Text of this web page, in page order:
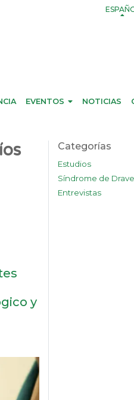
EVENTOS NOTICIAS
y
Categorías
Estudios
Síndrome de
Entrevistas